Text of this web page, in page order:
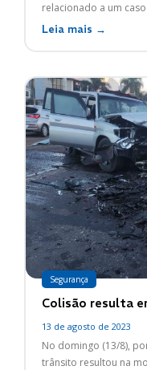
relacionado a um
Leia mais →
Segurança
Colisão resulta
13 de agosto de 2023
No domingo (13/8),
trânsito resultou na